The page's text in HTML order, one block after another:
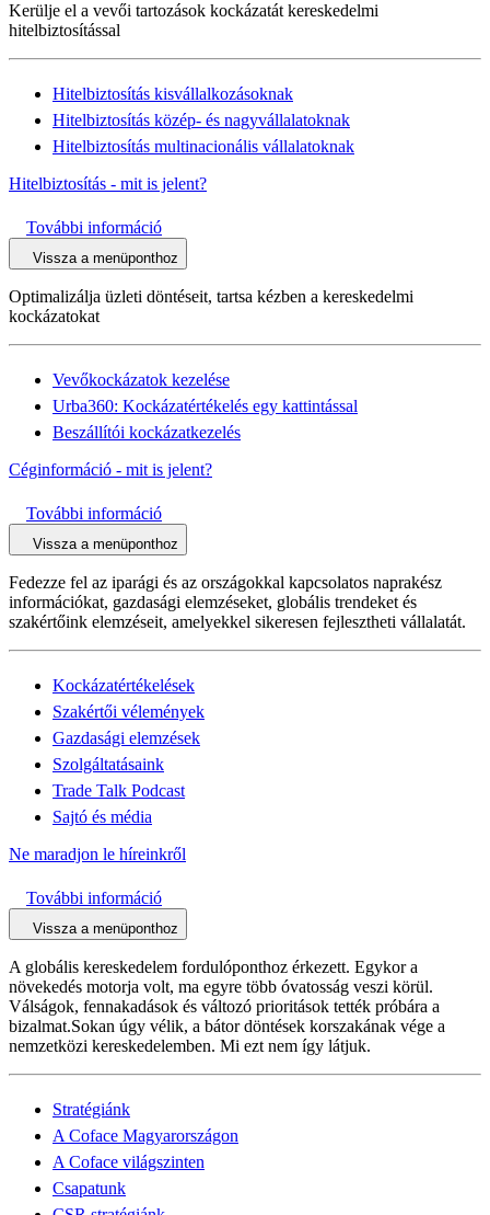
Kerülje el a vevői tartozások kockázatát kereskedelmi
hitelbiztosítással
Hitelbiztosítás kisvállalkozásoknak
Hitelbiztosítás közép- és nagyvállalatoknak
Hitelbiztosítás multinacionális vállalatoknak
Hitelbiztosítás - mit is jelent?
További információ
Vissza a menüponthoz
Optimalizálja üzleti döntéseit, tartsa kézben a kereskedelmi
kockázatokat
Vevőkockázatok kezelése
Urba360: Kockázatértékelés egy kattintással
Beszállítói kockázatkezelés
Céginformáció - mit is jelent?
További információ
Vissza a menüponthoz
Fedezze fel az iparági és az országokkal kapcsolatos naprakész
információkat, gazdasági elemzéseket, globális trendeket és
szakértőink elemzéseit, amelyekkel sikeresen fejlesztheti vállalatát.
Kockázatértékelések
Szakértői vélemények
Gazdasági elemzések
Szolgáltatásaink
Trade Talk Podcast
Sajtó és média
Ne maradjon le híreinkről
További információ
Vissza a menüponthoz
A globális kereskedelem fordulóponthoz érkezett. Egykor a
növekedés motorja volt, ma egyre több óvatosság veszi körül.
Válságok, fennakadások és változó prioritások tették próbára a
bizalmat.Sokan úgy vélik, a bátor döntések korszakának vége a
nemzetközi kereskedelemben. Mi ezt nem így látjuk.
Stratégiánk
A Coface Magyarországon
A Coface világszinten
Csapatunk